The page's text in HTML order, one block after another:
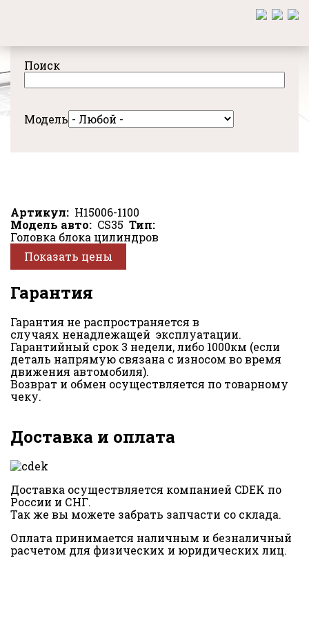
содержанию
Поиск
Модель
Артикул
H15006-1100
Модель авто
CS35 Тип
Головка блока цилиндров
Показать цены
Гарантия
Гарантия не распространяется в
случаях ненадлежащей эксплуатации.
Гарантийный срок 3 недели, либо 1000км (если
деталь напрямую связана с износом во время
движения автомобиля).
Возврат и обмен осуществляется по товарному
чеку.
Доставка и оплата
Доставка осуществляется компанией CDEK по
России и СНГ.
Так же вы можете забрать запчасти со склада.
Оплата принимается наличным и безналичный
расчетом для физических и юридических лиц.